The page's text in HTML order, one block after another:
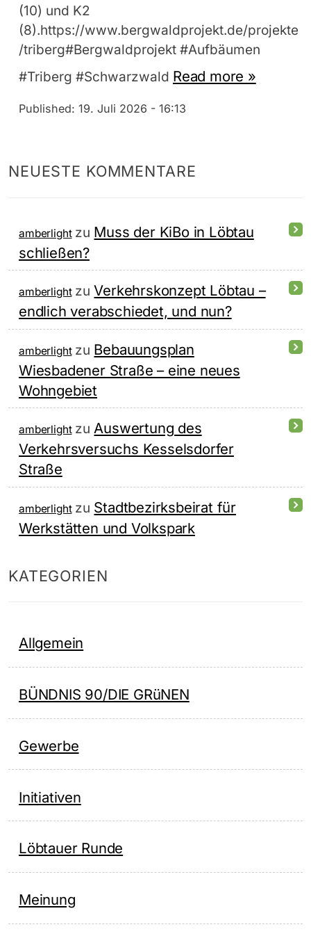
(10) und K2
(8).https://www.bergwaldprojekt.de/projekte
/triberg#Bergwaldprojekt #Aufbäumen
#Triberg #Schwarzwald Read more »
Published: 19. Juli 2026 - 16:13
NEUESTE KOMMENTARE
amberlightzu Muss der KiBo in Löbtau
schließen?
amberlightzuVerkehrskonzept Löbtau –
endlich verabschiedet, und nun?
amberlightzu Bebauungsplan
Wiesbadener Straße – eine neues
Wohngebiet
amberlightzuAuswertung des
Verkehrsversuchs Kesselsdorfer
Straße
amberlightzu Stadtbezirksbeirat für
Werkstätten und Volkspark
KATEGORIEN
Allgemein
BÜNDNIS 90/DIE GRüNEN
Gewerbe
Initiativen
Löbtauer Runde
Meinung